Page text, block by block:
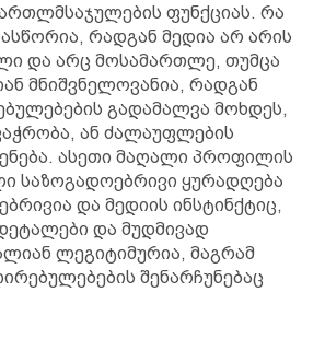
ფუნქციას. რა
რადგან მედია არ არის
და არც მოსამართლე, თუმცა
მნიშვნელოვანია, რადგან
გადამალვა მოხდეს,
ან ძალაუფლების
ასეთი მაღალი პროფილის
საზოგადოებრივი ყურადღება
და მედიის ინსტინქტიც,
და მუდმივად
ლეგიტიმურია, მაგრამ
შენარჩუნებაც